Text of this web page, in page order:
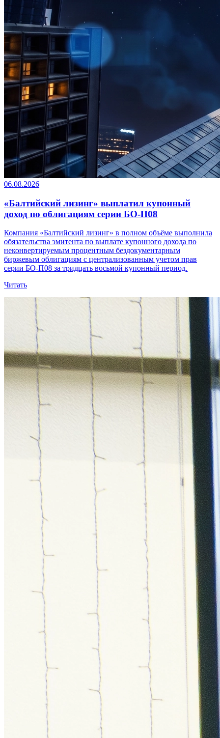
06.08.2026
«Балтийский лизинг» выплатил купонный
доход по облигациям серии БО-П08
Компания «Балтийский лизинг» в полном объёме выполнила
обязательства эмитента по выплате купонного дохода по
неконвертируемым процентным бездокументарным
биржевым облигациям с централизованным учетом прав
серии БО-П08 за тридцать восьмой купонный период.
Читать